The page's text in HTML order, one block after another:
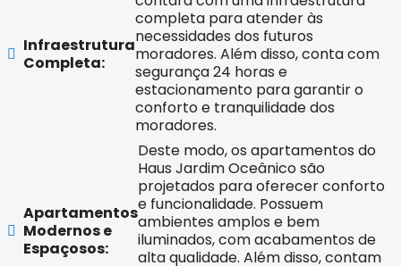
Infraestrutura
Completa:
completa para atender às
necessidades dos futuros
moradores. Além disso, conta com
segurança 24 horas e
estacionamento para garantir o
conforto e tranquilidade dos
moradores.
Apartamentos
Modernos e
Espaçosos:
Deste modo, os apartamentos do
Haus Jardim Oceânico são
projetados para oferecer conforto
e funcionalidade. Possuem
ambientes amplos e bem
iluminados, com acabamentos de
alta qualidade. Além disso, contam